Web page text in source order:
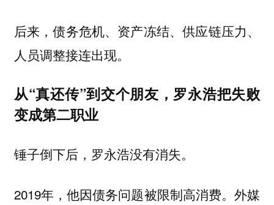
后来，债务危机、资产冻结、供应链压力、
人员调整接连出现。
从“真还传”到交个朋友，罗永浩把失败
变成第二职业
锤子倒下后，罗永浩没有消失。
2019年，他因债务问题被限制高消费。外媒